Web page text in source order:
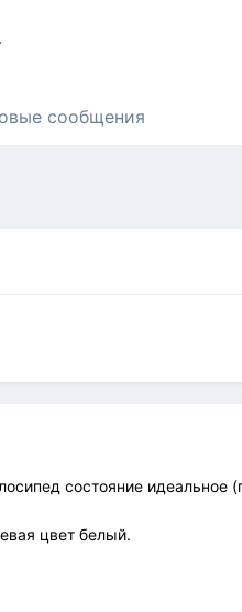
сообщения
состояние
цвет белый.